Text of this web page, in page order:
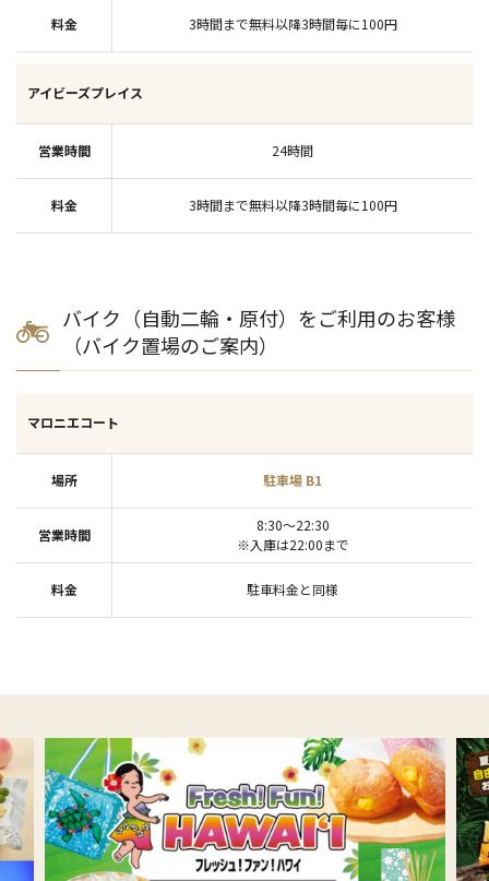
3時間まで無料以降3時間毎に100円
アイビーズプレイス
24時間
3時間まで無料以降3時間毎に100円
バイク（自動二輪・原付）をご利用のお客様
（バイク置場のご案内）
マロニエコート
駐車場 B1
8:30～22:30
※入庫は22:00まで
駐車料金と同様